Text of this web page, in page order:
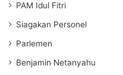
PAM Idul Fitri
Siagakan Personel
Parlemen
Benjamin Netanyahu